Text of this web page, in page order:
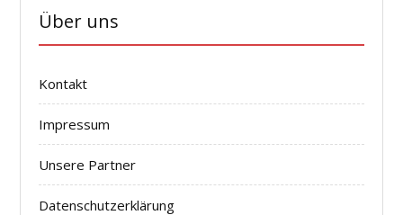
Über uns
Kontakt
Impressum
Unsere Partner
Datenschutzerklärung